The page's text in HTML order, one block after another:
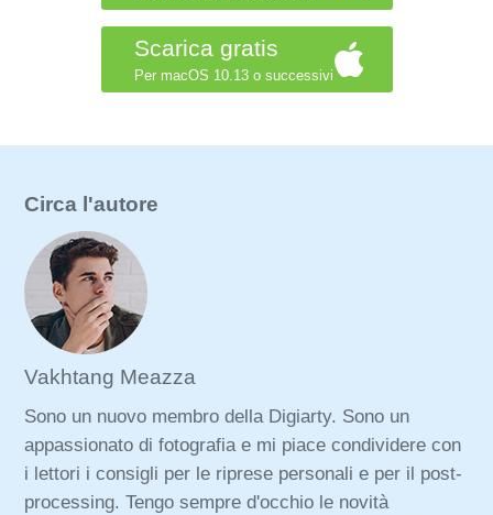
Scarica gratis
Per macOS 10.13 o successivi
Circa l'autore
Vakhtang Meazza
Sono un nuovo membro della Digiarty. Sono un
appassionato di fotografia e mi piace condividere con
i lettori i consigli per le riprese personali e per il post-
processing. Tengo sempre d'occhio le novità